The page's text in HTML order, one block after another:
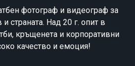
фотограф и видеограф за
страната. Над 20 г. опит в
кръщенета и корпоративни
качество и емоция!